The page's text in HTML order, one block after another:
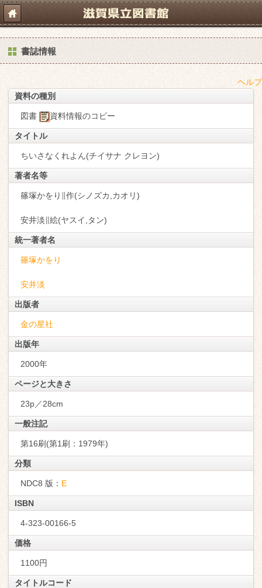
書誌情報
ヘルプ
資料の種別
図書 資料情報のコピー
タイトル
ちいさなくれよん(チイサナ クレヨン)
著者名等
篠塚かをり∥作(シノズカ,カオリ)
安井淡∥絵(ヤスイ,タン)
統一著者名
篠塚かをり
安井淡
出版者
金の星社
出版年
2000年
ページと大きさ
23p／28cm
一般注記
第16刷(第1刷：1979年)
分類
NDC8 版： E
ISBN
4-323-00166-5
価格
1100円
タイトルコード